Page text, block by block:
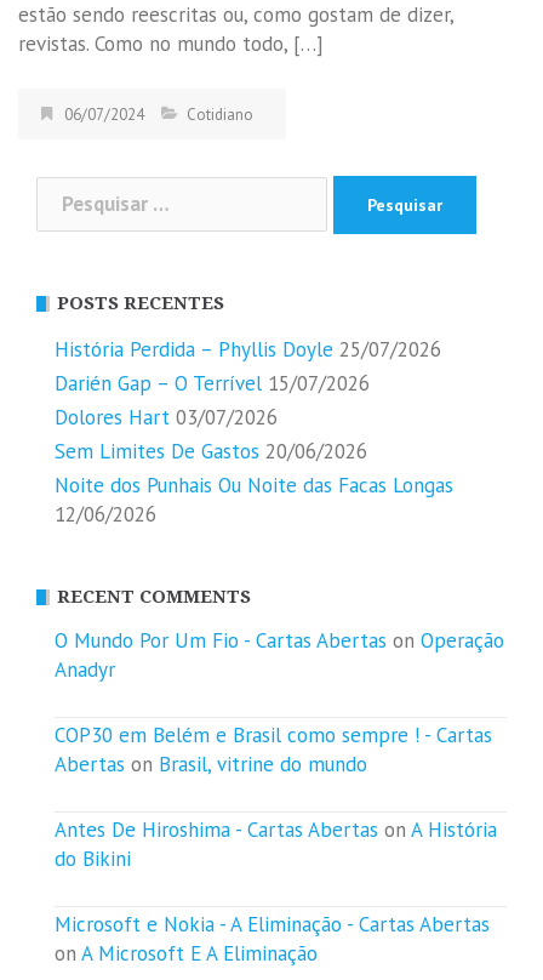
estão sendo reescritas ou, como gostam de dizer,
revistas. Como no mundo todo, […]
06/07/2024 Cotidiano
Pesquisar
por:
POSTS RECENTES
História Perdida – Phyllis Doyle 25/07/2026
Darién Gap – O Terrível 15/07/2026
Dolores Hart 03/07/2026
Sem Limites De Gastos 20/06/2026
Noite dos Punhais Ou Noite das Facas Longas
12/06/2026
RECENT COMMENTS
O Mundo Por Um Fio - Cartas Abertas on Operação
Anadyr
COP30 em Belém e Brasil como sempre ! - Cartas
Abertas on Brasil, vitrine do mundo
Antes De Hiroshima - Cartas Abertas on A História
do Bikini
Microsoft e Nokia - A Eliminação - Cartas Abertas
on A Microsoft E A Eliminação